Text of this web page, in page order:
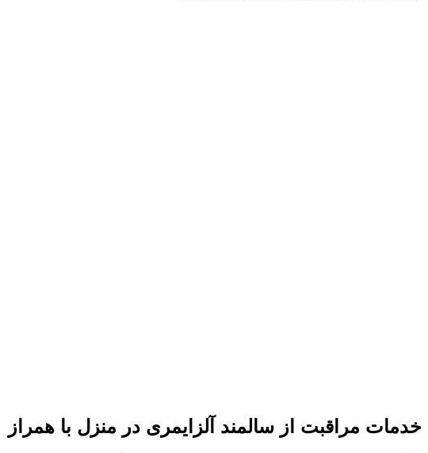
خدمات مراقبت از سالمند آلزایمری در منزل با همراز